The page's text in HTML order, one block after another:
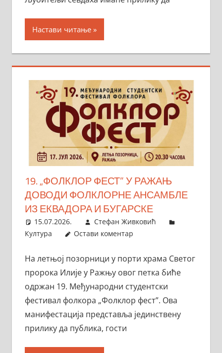
Настави читање
19. „ФОЛКЛОР ФЕСТ” У РАЖАЊ
ДОВОДИ ФОЛКЛОРНЕ АНСАМБЛЕ
ИЗ ЕКВАДОРА И БУГАРСКЕ
15.07.2026.
Стефан Живковић
Култура
Остави коментар
На летњој позорници у порти храма Светог
пророка Илије у Ражњу овог петка биће
одржан 19. Међународни студентски
фестивал фолкора „Фолклор фест”. Ова
манифестација представља јединствену
прилику да публика, гости